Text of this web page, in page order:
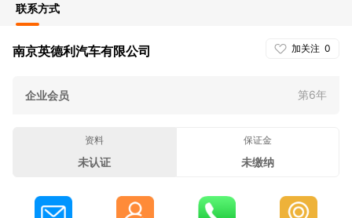
联系方式
加关注 0
南京英德利汽车有限公司
企业会员 第6年
资料
未认证
保证金
未缴纳